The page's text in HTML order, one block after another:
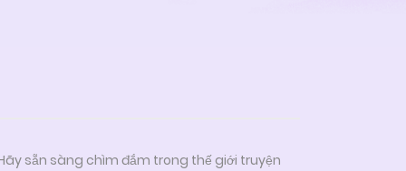
sẵn sàng chìm đắm trong thế giới truyện